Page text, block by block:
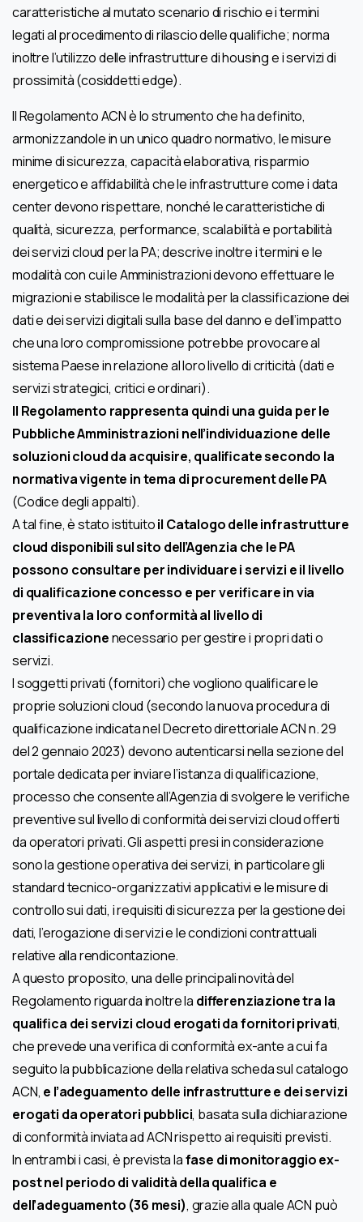
caratteristiche al mutato scenario di rischio e i termini
legati al procedimento di rilascio delle qualifiche; norma
inoltre l’utilizzo delle infrastrutture di housing e i servizi di
prossimità (cosiddetti edge).
Il Regolamento ACN è lo strumento che ha definito,
armonizzandole in un unico quadro normativo, le misure
minime di sicurezza, capacità elaborativa, risparmio
energetico e affidabilità che le infrastrutture come i data
center devono rispettare, nonché le caratteristiche di
qualità, sicurezza, performance, scalabilità e portabilità
dei servizi cloud per la PA; descrive inoltre i termini e le
modalità con cui le Amministrazioni devono effettuare le
migrazioni e stabilisce le modalità per la classificazione dei
dati e dei servizi digitali sulla base del danno e dell’impatto
che una loro compromissione potrebbe provocare al
sistema Paese in relazione al loro livello di criticità (dati e
servizi strategici, critici e ordinari).
Il Regolamento rappresenta quindi una guida per le
Pubbliche Amministrazioni nell’individuazione delle
soluzioni cloud da acquisire, qualificate secondo la
normativa vigente in tema di procurement delle PA
(Codice degli appalti).
A tal fine, è stato istituitoil Catalogo delle infrastrutture
cloud disponibili sul sito dell’Agenzia che le PA
possono consultare per individuare i servizi e il livello
di qualificazione concesso e per verificare in via
preventiva la loro conformità al livello di
classificazionenecessario per gestire i propri dati o
servizi.
I soggetti privati (fornitori) che vogliono qualificare le
proprie soluzioni cloud (secondo la nuova procedura di
qualificazione indicata nel Decreto direttoriale ACN n. 29
del 2 gennaio 2023) devono autenticarsi nella sezione del
portale dedicata per inviare l’istanza di qualificazione,
processo che consente all’Agenzia di svolgere le verifiche
preventive sul livello di conformità dei servizi cloud offerti
da operatori privati. Gli aspetti presi in considerazione
sono la gestione operativa dei servizi, in particolare gli
standard tecnico-organizzativi applicativi e le misure di
controllo sui dati, i requisiti di sicurezza per la gestione dei
dati, l’erogazione di servizi e le condizioni contrattuali
relative alla rendicontazione.
A questo proposito, una delle principali novità del
Regolamento riguarda inoltre la differenziazione tra la
qualifica dei servizi cloud erogati da fornitori privati,
che prevede una verifica di conformità ex-ante a cui fa
seguito la pubblicazione della relativa scheda sul catalogo
ACN, e l’adeguamento delle infrastrutture e dei servizi
erogati da operatori pubblici, basata sulla dichiarazione
di conformità inviata ad ACN rispetto ai requisiti previsti.
In entrambi i casi, è prevista lafase di monitoraggio ex-
post nel periodo di validità della qualifica e
dell’adeguamento (36 mesi), grazie alla quale ACN può